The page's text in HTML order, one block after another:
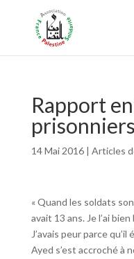
Rapport
14 Mai 2016| Articles
« Quand les soldats
avait 13 ans. Je l’ai
J’avais peur parce
Ayed s’est accroché à